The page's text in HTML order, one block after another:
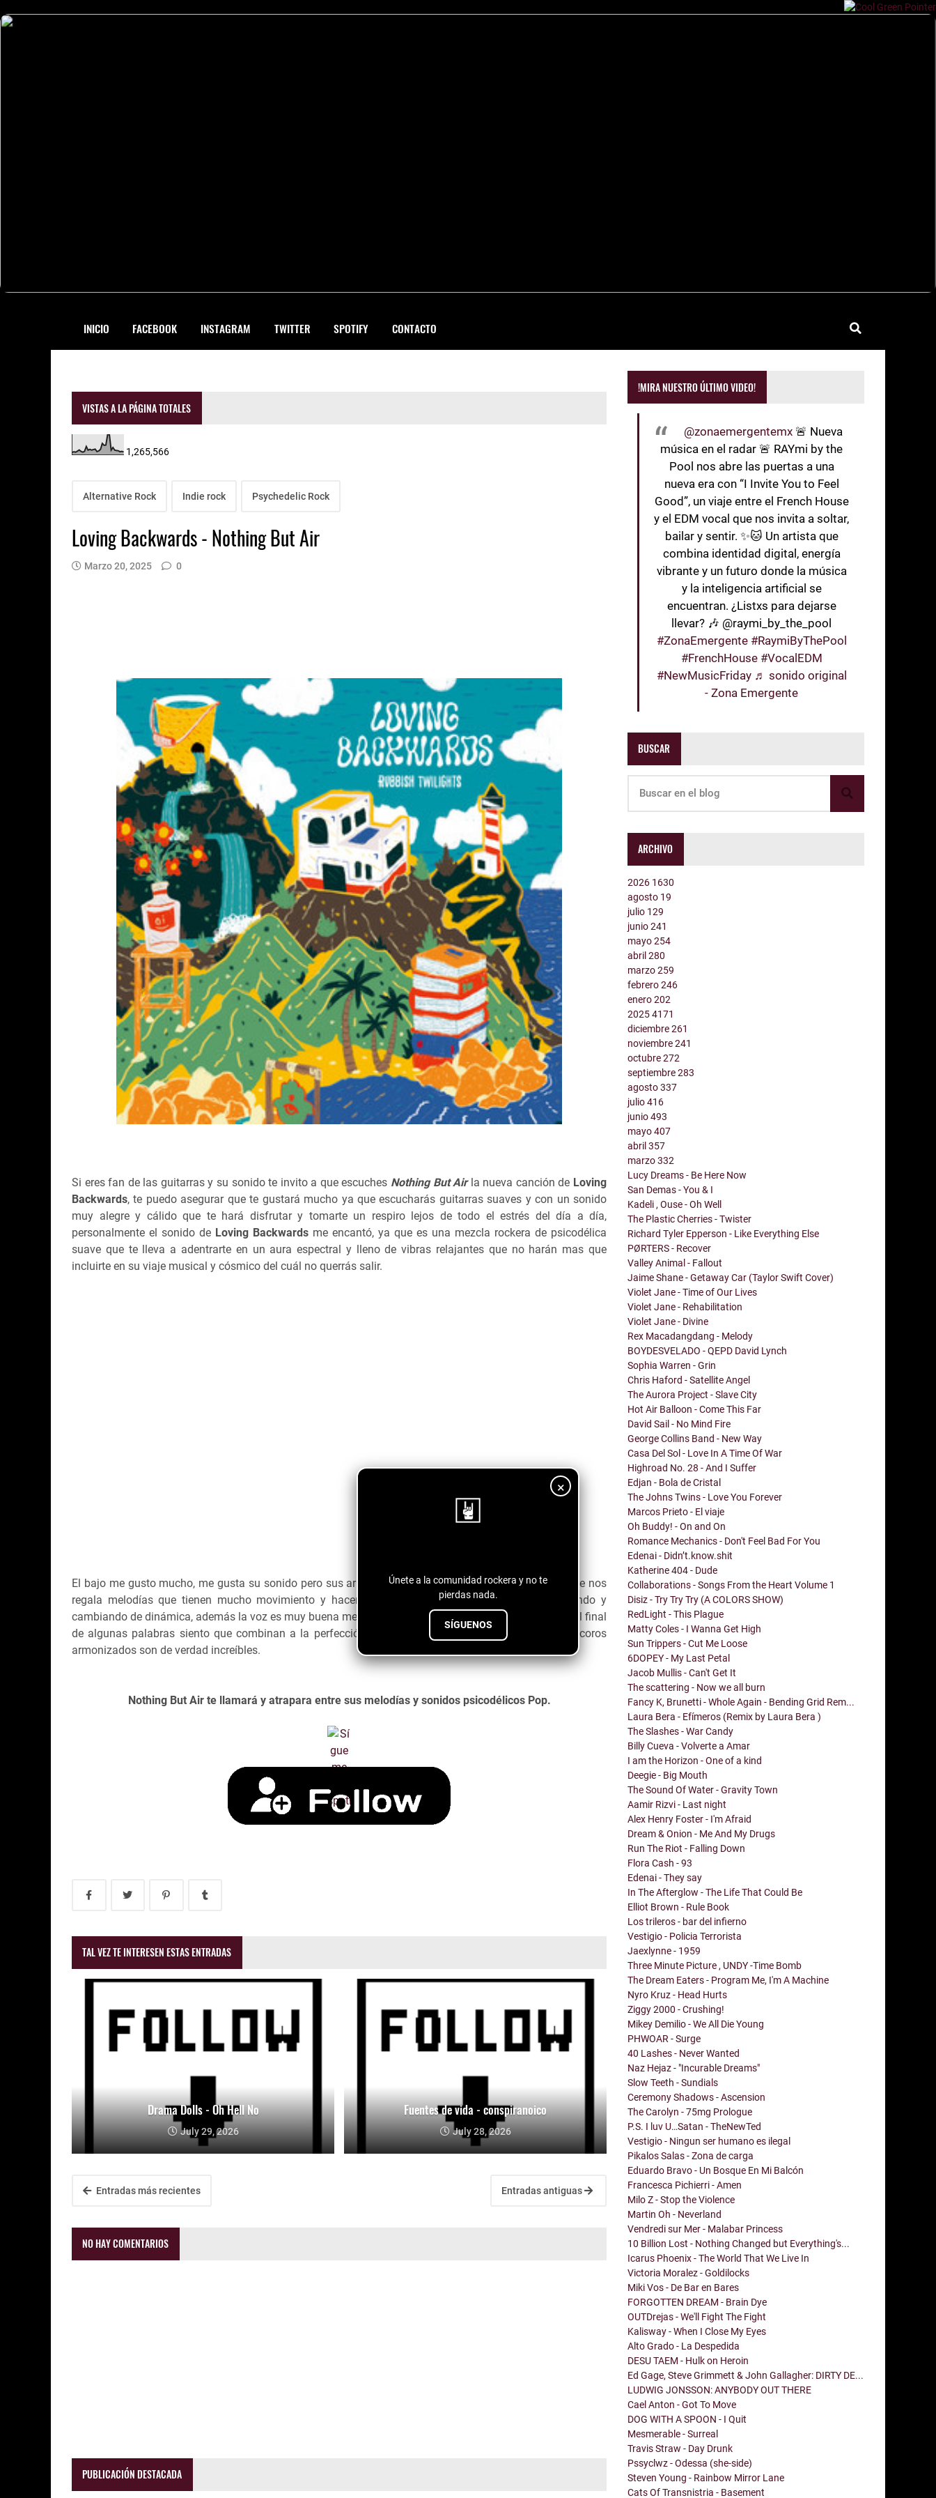
INICIO FACEBOOK INSTAGRAM TWITTER SPOTIFY CONTACTO
×
Únete a la comunidad rockera y no te
pierdas nada.
SÍGUENOS
VISTAS A LA PÁGINA TOTALES
1,265,566
Alternative Rock Indie rock Psychedelic Rock
Loving Backwards - Nothing But Air
Marzo 20, 2025 0
Si eres fan de las guitarras y su sonido te invito a que escuches Nothing But Air la nueva canción de Loving
Backwards, te puedo asegurar que te gustará mucho ya que escucharás guitarras suaves y con un sonido
muy alegre y cálido que te hará disfrutar y tomarte un respiro lejos de todo el estrés del día a día,
personalmente el sonido de Loving Backwards me encantó, ya que es una mezcla rockera de psicodélica
suave que te lleva a adentrarte en un aura espectral y lleno de vibras relajantes que no harán mas que
incluirte en su viaje musical y cósmico del cuál no querrás salir.
El bajo me gusto mucho, me gusta su sonido pero sus arreglos fueron lo que más me gustaron, ya que nos
regala melodías que tienen mucho movimiento y hacen que sientas como la canción va caminando y
cambiando de dinámica, además la voz es muy buena me gusta mucho ese raspado que se distingue al final
de algunas palabras siento que combinan a la perfección con toda la instrumentación ademas los coros
armonizados son de verdad increíbles.
Nothing But Air te llamará y atrapara entre sus melodías y sonidos psicodélicos Pop.
TAL VEZ TE INTERESEN ESTAS ENTRADAS
Drama Dolls - Oh Hell No
July 29, 2026
Fuentes de vida - conspiranoico
July 28, 2026
Entradas más recientes Entradas antiguas
NO HAY COMENTARIOS
PUBLICACIÓN DESTACADA
!MIRA NUESTRO ÚLTIMO VIDEO!
@zonaemergentemx 🚨 Nueva
música en el radar 🚨 RAYmi by the
Pool nos abre las puertas a una
nueva era con “I Invite You to Feel
Good”, un viaje entre el French House
y el EDM vocal que nos invita a soltar,
bailar y sentir. ✨🐱 Un artista que
combina identidad digital, energía
vibrante y un futuro donde la música
y la inteligencia artificial se
encuentran. ¿Listxs para dejarse
llevar? 🎶 @raymi_by_the_pool
#ZonaEmergente #RaymiByThePool
#FrenchHouse #VocalEDM
#NewMusicFriday ♬ sonido original
- Zona Emergente
BUSCAR
ARCHIVO
2026 1630
agosto 19
julio 129
junio241
mayo254
abril280
marzo259
febrero246
enero202
20254171
diciembre261
noviembre241
octubre272
septiembre283
agosto337
julio416
junio493
mayo407
abril357
marzo332
Lucy Dreams - Be Here Now
San Demas - You & I
Kadeli , Ouse - Oh Well
The Plastic Cherries - Twister
Richard Tyler Epperson - Like Everything Else
PØRTERS - Recover
Valley Animal - Fallout
Jaime Shane - Getaway Car (Taylor Swift Cover)
Violet Jane - Time of Our Lives
Violet Jane - Rehabilitation
Violet Jane - Divine
Rex Macadangdang - Melody
BOYDESVELADO - QEPD David Lynch
Sophia Warren - Grin
Chris Haford - Satellite Angel
The Aurora Project - Slave City
Hot Air Balloon - Come This Far
David Sail - No Mind Fire
George Collins Band - New Way
Casa Del Sol - Love In A Time Of War
Highroad No. 28 - And I Suffer
Edjan - Bola de Cristal
The Johns Twins - Love You Forever
Marcos Prieto - El viaje
Oh Buddy! - On and On
Romance Mechanics - Don't Feel Bad For You
Edenai - Didn’t.know.shit
Katherine 404 - Dude
Collaborations - Songs From the Heart Volume 1
Disiz - Try Try Try (A COLORS SHOW)
RedLight - This Plague
Matty Coles - I Wanna Get High
Sun Trippers - Cut Me Loose
6DOPEY - My Last Petal
Jacob Mullis - Can't Get It
The scattering - Now we all burn
Fancy K, Brunetti - Whole Again - Bending Grid Rem...
Laura Bera - Efímeros (Remix by Laura Bera )
The Slashes - War Candy
Billy Cueva - Volverte a Amar
I am the Horizon - One of a kind
Deegie - Big Mouth
The Sound Of Water - Gravity Town
Aamir Rizvi - Last night
Alex Henry Foster - I'm Afraid
Dream & Onion - Me And My Drugs
Run The Riot - Falling Down
Flora Cash - 93
Edenai - They say
In The Afterglow - The Life That Could Be
Elliot Brown - Rule Book
Los trileros - bar del infierno
Vestigio - Policia Terrorista
Jaexlynne - 1959
Three Minute Picture , UNDY -Time Bomb
The Dream Eaters - Program Me, I'm A Machine
Nyro Kruz - Head Hurts
Ziggy 2000 - Crushing!
Mikey Demilio - We All Die Young
PHWOAR - Surge
40 Lashes - Never Wanted
Naz Hejaz - "Incurable Dreams"
Slow Teeth - Sundials
Ceremony Shadows - Ascension
The Carolyn - 75mg Prologue
P.S. I luv U…Satan - TheNewTed
Vestigio - Ningun ser humano es ilegal
Pikalos Salas - Zona de carga
Eduardo Bravo - Un Bosque En Mi Balcón
Francesca Pichierri - Amen
Milo Z - Stop the Violence
Martin Oh - Neverland
Vendredi sur Mer - Malabar Princess
10 Billion Lost - Nothing Changed but Everything's...
Icarus Phoenix - The World That We Live In
Victoria Moralez - Goldilocks
Miki Vos - De Bar en Bares
FORGOTTEN DREAM - Brain Dye
OUTDrejas - We'll Fight The Fight
Kalisway - When I Close My Eyes
Alto Grado - La Despedida
DESU TAEM - Hulk on Heroin
Ed Gage, Steve Grimmett & John Gallagher: DIRTY DE...
LUDWIG JONSSON: ANYBODY OUT THERE
Cael Anton - Got To Move
DOG WITH A SPOON - I Quit
Mesmerable - Surreal
Travis Straw - Day Drunk
Pssyclwz - Odessa (she-side)
Steven Young - Rainbow Mirror Lane
Cats Of Transnistria - Basement